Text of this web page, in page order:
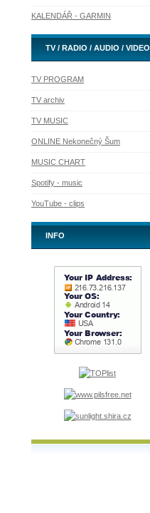
KALENDÁŘ - GARMIN
TV / RADIO / AUDIO / VIDEO
TV PROGRAM
TV archiv
TV MUSIC
ONLINE Nekonečný Šum
MUSIC CHART
Spotify - music
YouTube - clips
INFO